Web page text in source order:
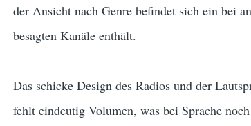
der Ansicht nach Genre befindet sich ein bei
besagten Kanäle enthält.
Das schicke Design des Radios und der
fehlt eindeutig Volumen, was bei Sprache